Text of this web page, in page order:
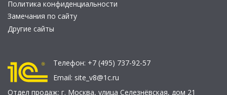
Политика конфиденциальности
Замечания по сайту
Другие сайты
Телефон: +7 (495) 737-92-57
Email: site_v8@1c.ru
Отдел продаж: г. Москва, улица Селезнёвская, дом 21